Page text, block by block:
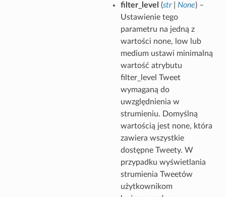
filter_level (str| None) –
Ustawienie tego
parametru na jedną z
wartości none, low lub
medium ustawi minimalną
wartość atrybutu
filter_level Tweet
wymaganą do
uwzględnienia w
strumieniu. Domyślną
wartością jest none, która
zawiera wszystkie
dostępne Tweety. W
przypadku wyświetlania
strumienia Tweetów
użytkownikom